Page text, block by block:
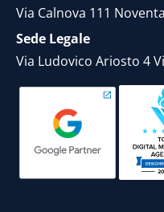
Via Calnova 111
Sede Legale
Via Ludovico Ariosto 4